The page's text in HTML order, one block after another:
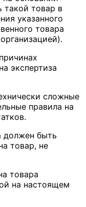
такой товар в
указанного
товара
экспертиза
сложные
правила на
должен быть
товар, не
товара
на настоящем